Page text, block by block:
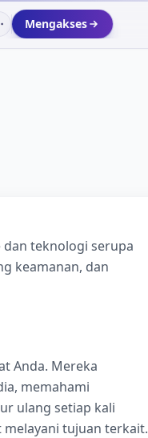
Mengakses
dan teknologi serupa
keamanan, dan
Anda. Mereka
memahami
ulang setiap kali
melayani tujuan terkait.